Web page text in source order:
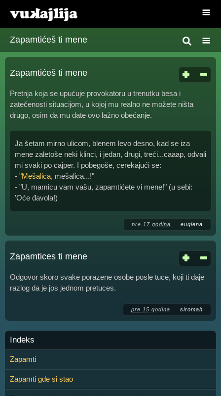
Zapamtićeš ti mene
Zapamtićeš ti mene
Pretnja koja se upućuje provokatoru u trenutku besa i
zatečenosti situacijom, u kojoj mu realno ne možete ništa
drugo, osim da mu date ovo lažno obećanje.
Ja šetam mirno ulicom, blenem levo desno, kad se iza
mene zaletoše neki klinci, i jedan, drugi, treći...caaap, odvali
mi svaki po cajper. I pobegoše, cerekajući se:
- "Mešalica, mešalica...!"
- "U, mamicu vam vašu, zapamtićete vi mene!" (u sebi:
'Oće đavola!)
pre 17 godina euglena
Zapamtices ti mene
Odgovor skoro svake porazene osobe posle tuce, koji ti daje
razlog da je jos jednom pretuces.
pre 15 godina siromah
Indeks
Zapamti
Zapamti gde si stao